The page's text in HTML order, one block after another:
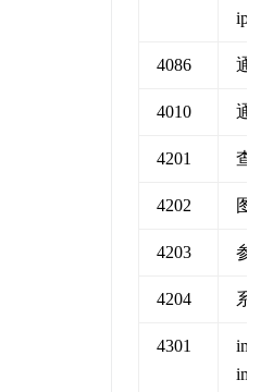
ip
4086 通
4010 通
4201 查
4202 图
4203 参
4204 系
4301